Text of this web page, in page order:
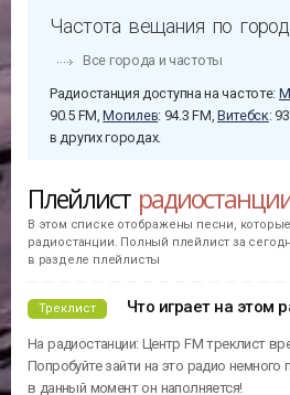
Частота вещания по
Все города и частоты
Радиостанция доступна на частоте:
90.5 FM,Могилев: 94.3 FM, Витебск:
в других городах.
Плейлист
В этом списке отображены песни,
радиостанции. Полный плейлист за
в разделе плейлисты
Треклист Что играет на этом
На радиостанции: Центр FM треклист
Попробуйте зайти на это радио
в данный момент он наполняется!